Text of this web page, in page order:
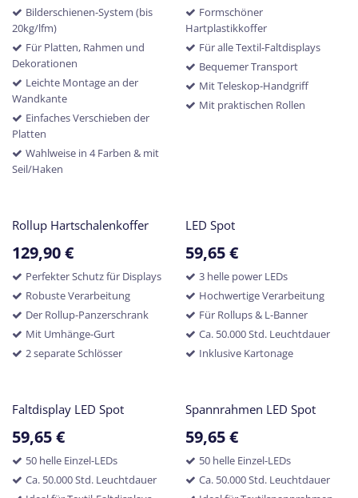
Bilderschienen-System (bis
20kg/lfm)
Für Platten, Rahmen und
Dekorationen
Leichte Montage an der
Wandkante
Einfaches Verschieben der
Platten
Wahlweise in 4 Farben & mit
Seil/Haken
Formschöner
Hartplastikkoffer
Für alle Textil-Faltdisplays
Bequemer Transport
Mit Teleskop-Handgriff
Mit praktischen Rollen
Rollup Hartschalenkoffer
129,90€
Perfekter Schutz für Displays
Robuste Verarbeitung
Der Rollup-Panzerschrank
Mit Umhänge-Gurt
2 separate Schlösser
LED Spot
59,65€
3 helle power LEDs
Hochwertige Verarbeitung
Für Rollups & L-Banner
Ca. 50.000 Std. Leuchtdauer
Inklusive Kartonage
Faltdisplay LED Spot
59,65€
50 helle Einzel-LEDs
Ca. 50.000 Std. Leuchtdauer
Spannrahmen LED Spot
59,65€
50 helle Einzel-LEDs
Ca. 50.000 Std. Leuchtdauer